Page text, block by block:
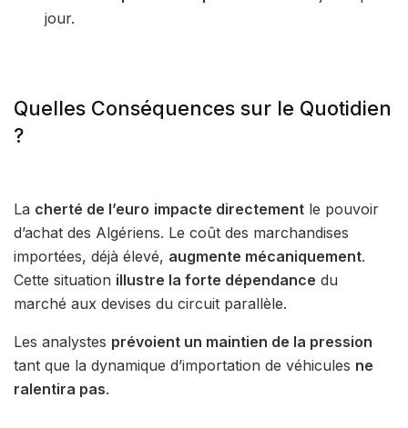
jour.
Quelles Conséquences sur le Quotidien
?
La cherté de l’euro impacte directement le pouvoir
d’achat des Algériens. Le coût des marchandises
importées, déjà élevé, augmente mécaniquement.
Cette situation illustre la forte dépendance du
marché aux devises du circuit parallèle.
Les analystes prévoient un maintien de la pression
tant que la dynamique d’importation de véhicules ne
ralentira pas.